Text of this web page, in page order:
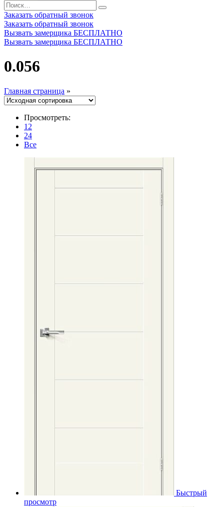
Заказать обратный звонок
Заказать обратный звонок
Вызвать замерщика БЕСПЛАТНО
Вызвать замерщика БЕСПЛАТНО
0.056
Главная страница »
Просмотреть:
12
24
Все
Быстрый
просмотр